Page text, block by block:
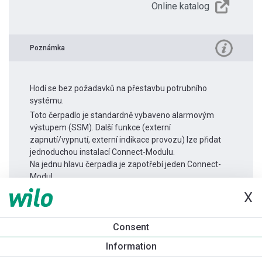
X
Consent
Information
Online katalog
Poznámka
Hodí se bez požadavků na přestavbu potrubního
systému.
Toto čerpadlo je standardně vybaveno alarmovým
výstupem (SSM). Další funkce (externí
zapnutí/vypnutí, externí indikace provozu) lze přidat
jednoduchou instalací Connect-Modulu.
Na jednu hlavu čerpadla je zapotřebí jeden Connect-
Modul.
Informace o produktu